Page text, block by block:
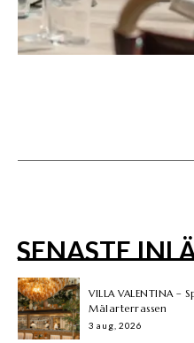
SENASTE
VILLA VALENTINA –
Mälarterrassen
3 aug, 2026